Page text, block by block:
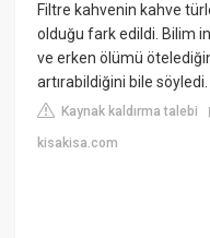
Filtre kahvenin kahve
olduğu fark edildi. Bilim
ve erken ölümü
artırabildiğini bile söyledi.
Kaynak kaldırma talebi
kisakisa.com